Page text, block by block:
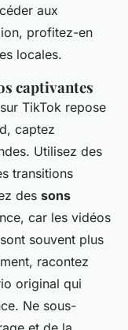
aux
profitez-en
locales.
captivantes
sur TikTok repose
captez
Utilisez des
transitions
des sons
car les vidéos
souvent plus
racontez
original qui
Ne sous-